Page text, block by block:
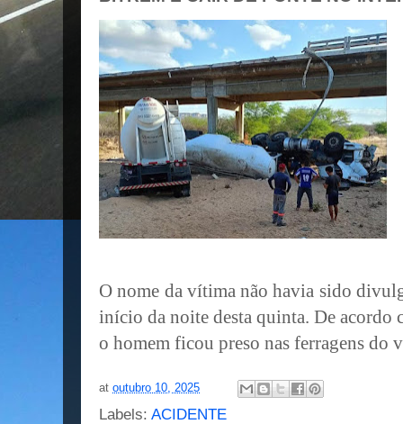
O nome da vítima não havia sido
início da noite desta quinta. De acordo
o homem ficou preso nas ferragens do
at outubro 10, 2025
Labels: ACIDENTE